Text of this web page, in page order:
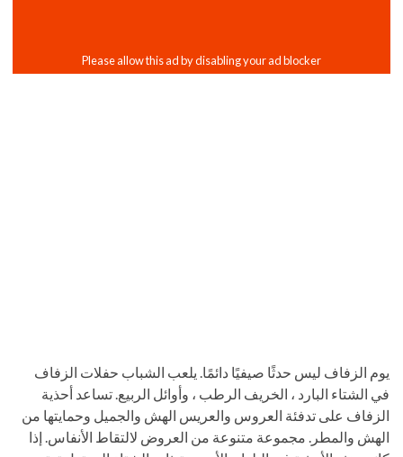
يوم الزفاف ليس حدثًا صيفيًا دائمًا. يلعب الشباب حفلات الزفاف
في الشتاء البارد ، الخريف الرطب ، وأوائل الربيع. تساعد أحذية
الزفاف على تدفئة العروس والعريس الهش والجميل وحمايتها من
الهش والمطر. مجموعة متنوعة من العروض لالتقاط الأنفاس. إذا